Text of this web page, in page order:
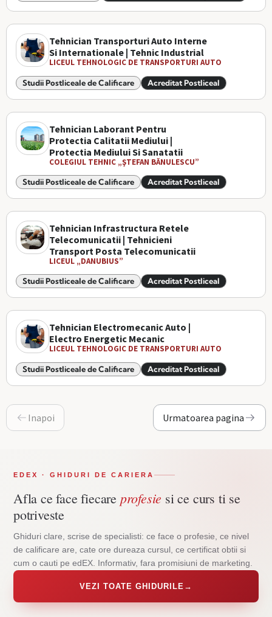
Tehnician Transporturi Auto Interne
Si Internationale | Tehnic Industrial
LICEUL TEHNOLOGIC DE TRANSPORTURI AUTO
Studii Postliceale de Calificare Acreditat Postliceal
Tehnician Laborant Pentru
Protectia Calitatii Mediului |
Protectia Mediului Si Sanatatii
COLEGIUL TEHNIC „ŞTEFAN BĂNULESCU”
Studii Postliceale de Calificare Acreditat Postliceal
Tehnician Infrastructura Retele
Telecomunicatii | Tehnicieni
Transport Posta Telecomunicatii
LICEUL „DANUBIUS”
Studii Postliceale de Calificare Acreditat Postliceal
Tehnician Electromecanic Auto |
Electro Energetic Mecanic
LICEUL TEHNOLOGIC DE TRANSPORTURI AUTO
Studii Postliceale de Calificare Acreditat Postliceal
Inapoi Urmatoarea pagina
EDEX · GHIDURI DE CARIERA
Afla ce face fiecare profesie si ce curs ti se
potriveste
Ghiduri clare, scrise de specialisti: ce face o profesie, ce nivel
de calificare are, cate ore dureaza cursul, ce certificat obtii si
cum o cauti pe edEX. Informativ, fara promisiuni de marketing.
VEZI TOATE GHIDURILE →